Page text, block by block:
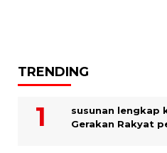
TRENDING
susunan lengkap
Gerakan Rakyat